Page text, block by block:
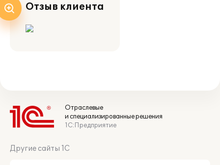
Отзыв клиента
Отраслевые
и специализированные решения
1С:Предприятие
Другие сайты 1С